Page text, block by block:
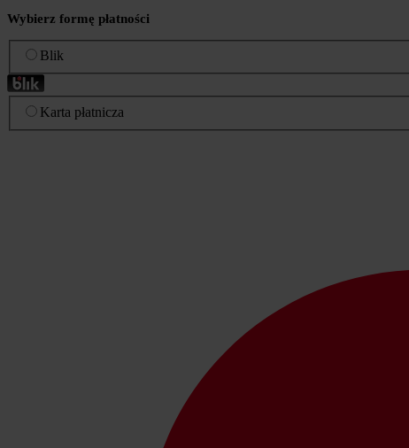
Wybierz formę płatności
Blik
Karta płatnicza